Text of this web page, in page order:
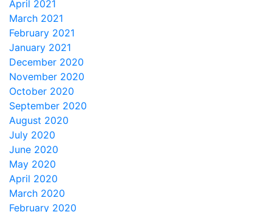
April 2021
March 2021
February 2021
January 2021
December 2020
November 2020
October 2020
September 2020
August 2020
July 2020
June 2020
May 2020
April 2020
March 2020
February 2020